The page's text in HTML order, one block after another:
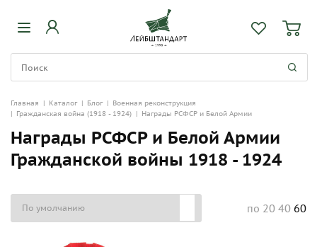
Главная | Каталог | Блог | Военная реконструкция
| Гражданская война (1918 - 1924) | Награды РСФСР и Белой Армии
Награды РСФСР и Белой Армии
Гражданской войны 1918 - 1924
по 20 40 60